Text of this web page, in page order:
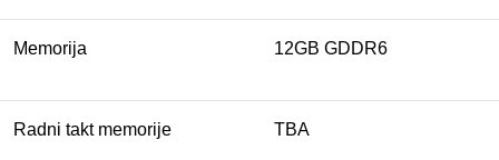
Memorija 12GB GDDR6
Radni takt memorije TBA